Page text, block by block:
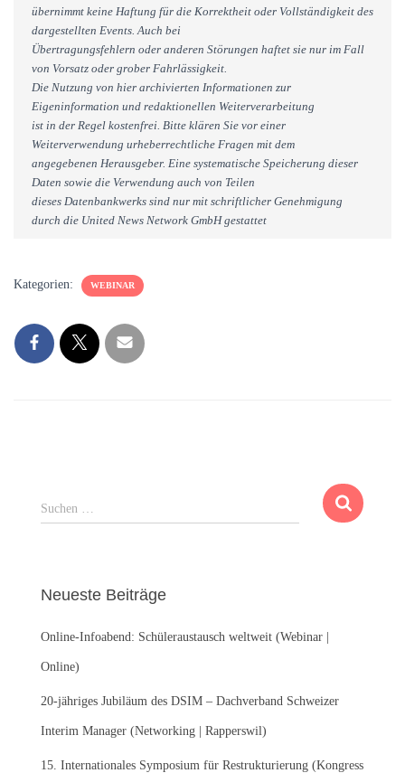
übernimmt keine Haftung für die Korrektheit oder Vollständigkeit des
dargestellten Events. Auch bei
Übertragungsfehlern oder anderen Störungen haftet sie nur im Fall
von Vorsatz oder grober Fahrlässigkeit.
Die Nutzung von hier archivierten Informationen zur
Eigeninformation und redaktionellen Weiterverarbeitung
ist in der Regel kostenfrei. Bitte klären Sie vor einer
Weiterverwendung urheberrechtliche Fragen mit dem
angegebenen Herausgeber. Eine systematische Speicherung dieser
Daten sowie die Verwendung auch von Teilen
dieses Datenbankwerks sind nur mit schriftlicher Genehmigung
durch die United News Network GmbH gestattet
Kategorien: WEBINAR
S
u
n
a
c
:
Suchen …
Neueste Beiträge
Online-Infoabend: Schüleraustausch weltweit (Webinar |
Online)
20-jähriges Jubiläum des DSIM – Dachverband Schweizer
Interim Manager (Networking | Rapperswil)
15. Internationales Symposium für Restrukturierung (Kongress